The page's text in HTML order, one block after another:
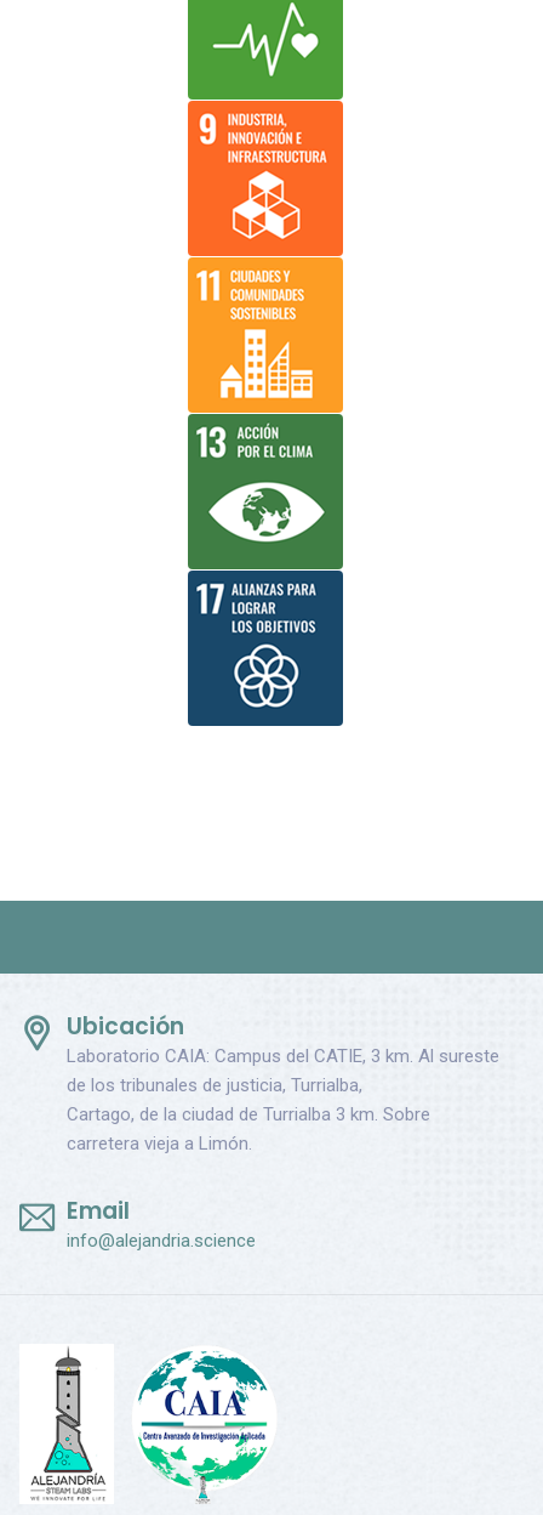
Ubicación
Laboratorio CAIA: Campus del CATIE, 3 km. Al sureste
de los tribunales de justicia, Turrialba,
Cartago, de la ciudad de Turrialba 3 km. Sobre
carretera vieja a Limón.
Email
info@alejandria.science